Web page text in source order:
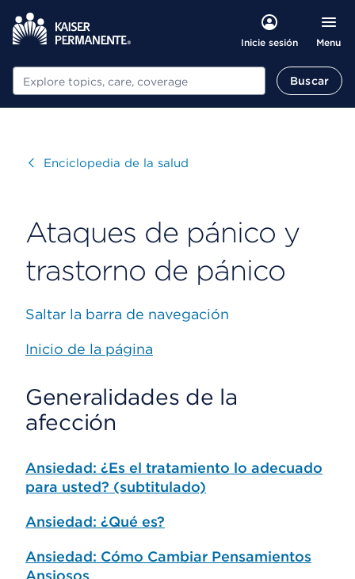
Inicie sesión Menu
Buscar Buscar
Visitar
Enciclopedia de la salud
Ataques de pánico y
trastorno de pánico
Saltar la barra de navegación
Inicio de la página
Generalidades de la
afección
Ansiedad: ¿Es el tratamiento lo adecuado
para usted? (subtitulado)
Ansiedad: ¿Qué es?
Ansiedad: Cómo Cambiar Pensamientos
Ansiosos